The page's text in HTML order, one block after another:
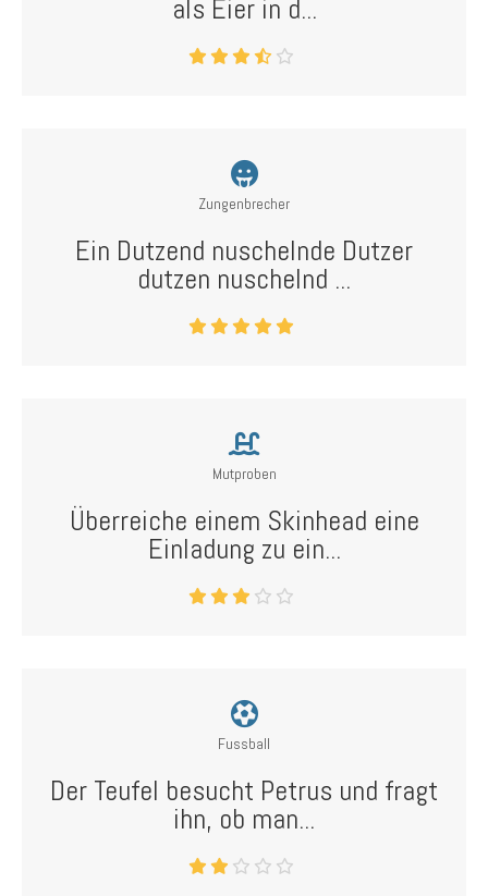
als Eier in d...
Zungenbrecher
Ein Dutzend nuschelnde Dutzer
dutzen nuschelnd ...
Mutproben
Überreiche einem Skinhead eine
Einladung zu ein...
Fussball
Der Teufel besucht Petrus und fragt
ihn, ob man...